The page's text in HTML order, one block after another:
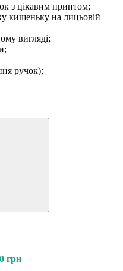
з цікавим принтом;
кишеньку на лицьовій
вигляді;
ручок);
грн